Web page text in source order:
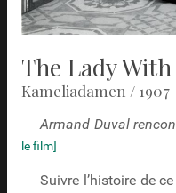
The Lady
Kameliadamen / 1907
Armand Duval
le film]
Suivre l’histoire de